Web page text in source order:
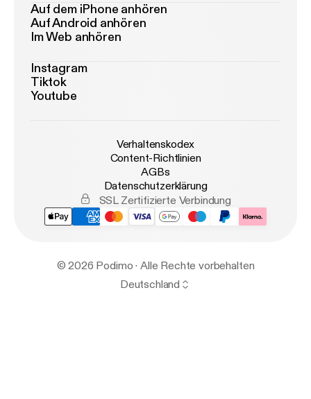
Auf dem iPhone anhören
Auf Android anhören
Im Web anhören
Instagram
Tiktok
Youtube
Verhaltenskodex
Content-Richtlinien
AGBs
Datenschutzerklärung
SSL Zertifizierte Verbindung
© 2026 Podimo · Alle Rechte vorbehalten
Deutschland